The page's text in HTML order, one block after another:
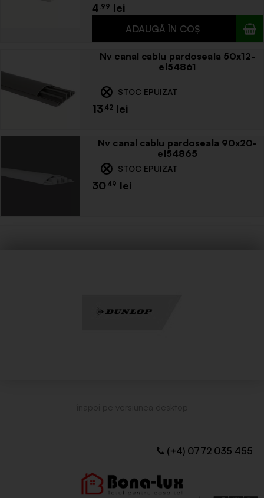
4 .99
Nv canal cablu pardoseala 50x12-
el54861
STOC EPUIZAT
13 .42
Nv canal cablu pardoseala 90x20-
el54865
STOC EPUIZAT
30.49
(+4) 0772 035 455